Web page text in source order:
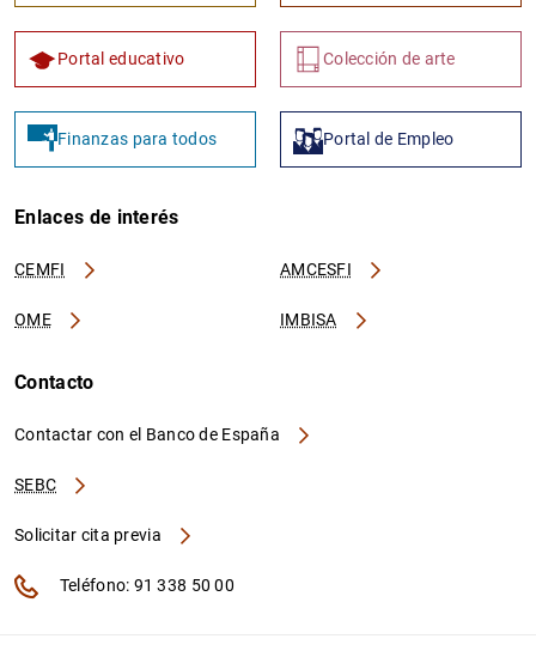
Portal educativo Colección de arte
Finanzas para todos Portal de Empleo
Enlaces de interés
CEMFI AMCESFI
OME IMBISA
Contacto
Contactar con el Banco de España
SEBC
Solicitar cita previa
Teléfono: 91 338 50 00